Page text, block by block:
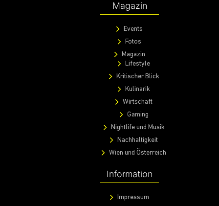
Magazin
Events
Fotos
Magazin
Lifestyle
Kritischer Blick
Kulinarik
Wirtschaft
Gaming
Nightlife und Musik
Nachhaltigkeit
Wien und Österreich
Information
Impressum